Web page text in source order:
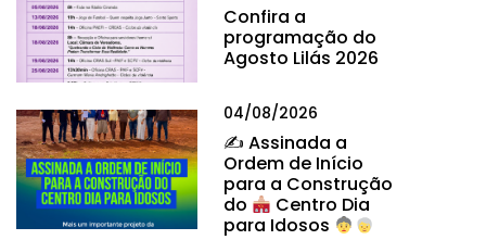
Confira a
programação do
Agosto Lilás 2026
04/08/2026
✍ Assinada a
Ordem de Início
para a Construção
do
Centro Dia
para Idosos